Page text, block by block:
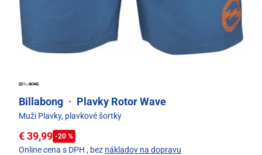
Billabong · Plavky Rotor Wave
Muži Plavky, plavkové šortky
€ 39,99 -20 %
Online cena s DPH , bez nákladov na dopravu